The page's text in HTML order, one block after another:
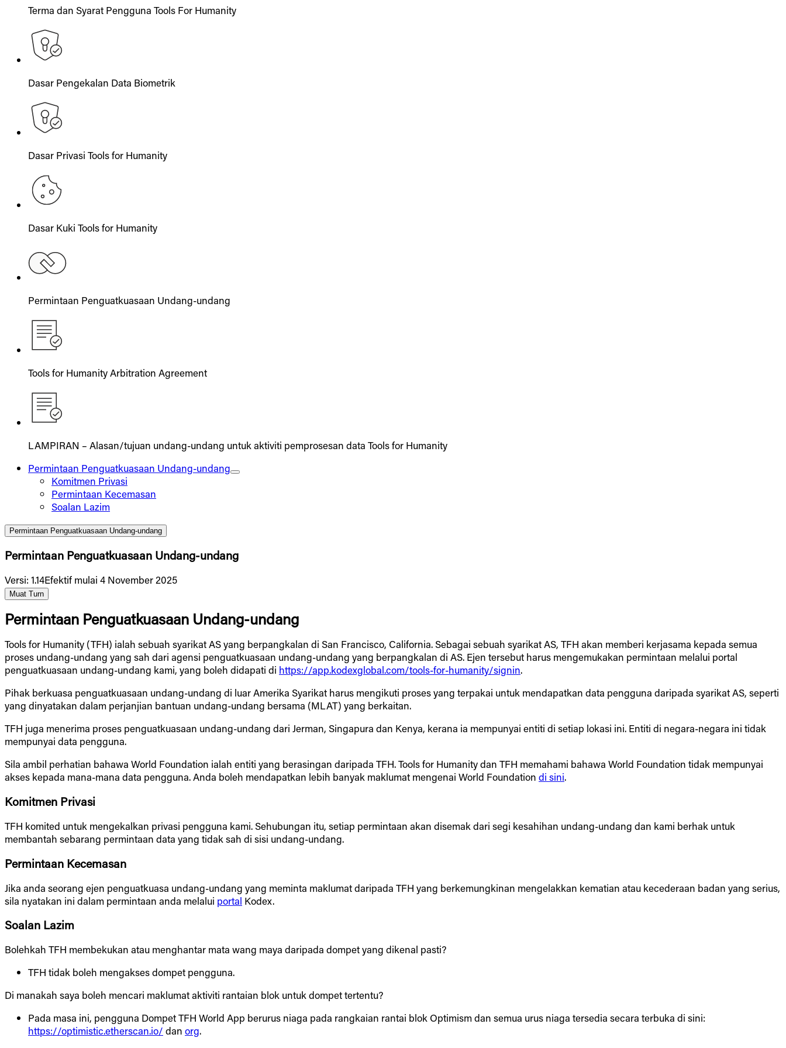
Terma dan Syarat Pengguna Tools For Humanity
Dasar Pengekalan Data Biometrik
Dasar Privasi Tools for Humanity
Dasar Kuki Tools for Humanity
Permintaan Penguatkuasaan Undang-undang
Tools for Humanity Arbitration Agreement
LAMPIRAN – Alasan/tujuan undang-undang untuk aktiviti pemprosesan data Tools for Humanity
Permintaan Penguatkuasaan Undang-undang
Komitmen Privasi
Permintaan Kecemasan
Soalan Lazim
Permintaan Penguatkuasaan Undang-undang
Permintaan Penguatkuasaan Undang-undang
Versi: 1.14Efektif mulai 4 November 2025
Muat Turn
Permintaan Penguatkuasaan Undang-undang
Tools for Humanity (TFH) ialah sebuah syarikat AS yang berpangkalan di San Francisco, California. Sebagai sebuah syarikat AS, TFH akan memberi kerjasama kepada semua
proses undang-undang yang sah dari agensi penguatkuasaan undang-undang yang berpangkalan di AS. Ejen tersebut harus mengemukakan permintaan melalui portal
penguatkuasaan undang-undang kami, yang boleh didapati di https://app.kodexglobal.com/tools-for-humanity/signin.
Pihak berkuasa penguatkuasaan undang-undang di luar Amerika Syarikat harus mengikuti proses yang terpakai untuk mendapatkan data pengguna daripada syarikat AS, seperti
yang dinyatakan dalam perjanjian bantuan undang-undang bersama (MLAT) yang berkaitan.
TFH juga menerima proses penguatkuasaan undang-undang dari Jerman, Singapura dan Kenya, kerana ia mempunyai entiti di setiap lokasi ini. Entiti di negara-negara ini tidak
mempunyai data pengguna.
Sila ambil perhatian bahawa World Foundation ialah entiti yang berasingan daripada TFH. Tools for Humanity dan TFH memahami bahawa World Foundation tidak mempunyai
akses kepada mana-mana data pengguna. Anda boleh mendapatkan lebih banyak maklumat mengenai World Foundation di sini.
Komitmen Privasi
TFH komited untuk mengekalkan privasi pengguna kami. Sehubungan itu, setiap permintaan akan disemak dari segi kesahihan undang-undang dan kami berhak untuk
membantah sebarang permintaan data yang tidak sah di sisi undang-undang.
Permintaan Kecemasan
Jika anda seorang ejen penguatkuasa undang-undang yang meminta maklumat daripada TFH yang berkemungkinan mengelakkan kematian atau kecederaan badan yang serius,
sila nyatakan ini dalam permintaan anda melalui portal Kodex.
Soalan Lazim
Bolehkah TFH membekukan atau menghantar mata wang maya daripada dompet yang dikenal pasti?
TFH tidak boleh mengakses dompet pengguna.
Di manakah saya boleh mencari maklumat aktiviti rantaian blok untuk dompet tertentu?
Pada masa ini, pengguna Dompet TFH World App berurus niaga pada rangkaian rantai blok Optimism dan semua urus niaga tersedia secara terbuka di sini:
https://optimistic.etherscan.io/ dan org.